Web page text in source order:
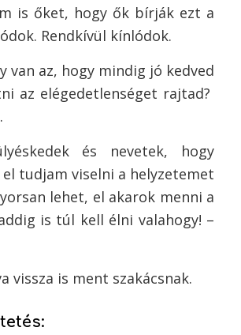
is őket, hogy ők bírják ezt a
Rendkívül kínlódok.
van az, hogy mindig jó kedved
az elégedetlenséget rajtad?
és nevetek, hogy
tudjam viselni a helyzetemet
lehet, el akarok menni a
is túl kell élni valahogy! –
vissza is ment szakácsnak.